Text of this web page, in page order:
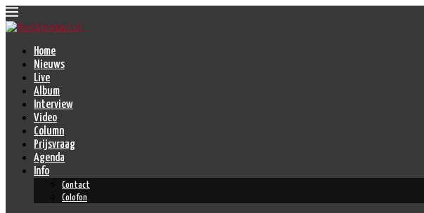
Home
Nieuws
Live
Album
Interview
Video
Column
Prijsvraag
Agenda
Info
Contact
Colofon